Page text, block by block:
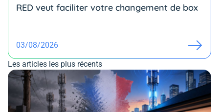
RED veut faciliter votre changement de box
03/08/2026
Les articles les plus récents